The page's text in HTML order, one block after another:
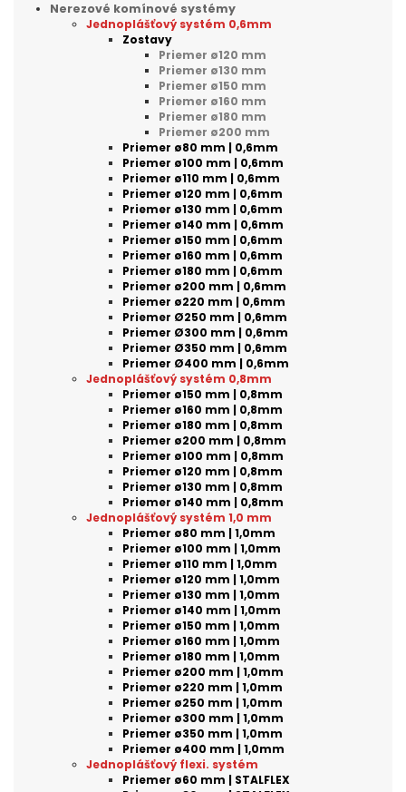
Nerezové komínové systémy
Jednoplášťový systém 0,6mm
Zostavy
Priemer ø120 mm
Priemer ø130 mm
Priemer ø150 mm
Priemer ø160 mm
Priemer ø180 mm
Priemer ø200 mm
Priemer ø80 mm | 0,6mm
Priemer ø100 mm | 0,6mm
Priemer ø110 mm | 0,6mm
Priemer ø120 mm | 0,6mm
Priemer ø130 mm | 0,6mm
Priemer ø140 mm | 0,6mm
Priemer ø150 mm | 0,6mm
Priemer ø160 mm | 0,6mm
Priemer ø180 mm | 0,6mm
Priemer ø200 mm | 0,6mm
Priemer ø220 mm | 0,6mm
Priemer Ø250 mm | 0,6mm
Priemer Ø300 mm | 0,6mm
Priemer Ø350 mm | 0,6mm
Priemer Ø400 mm | 0,6mm
Jednoplášťový systém 0,8mm
Priemer ø150 mm | 0,8mm
Priemer ø160 mm | 0,8mm
Priemer ø180 mm | 0,8mm
Priemer ø200 mm | 0,8mm
Priemer ø100 mm | 0,8mm
Priemer ø120 mm | 0,8mm
Priemer ø130 mm | 0,8mm
Priemer ø140 mm | 0,8mm
Jednoplášťový systém 1,0 mm
Priemer ø80 mm | 1,0mm
Priemer ø100 mm | 1,0mm
Priemer ø110 mm | 1,0mm
Priemer ø120 mm | 1,0mm
Priemer ø130 mm | 1,0mm
Priemer ø140 mm | 1,0mm
Priemer ø150 mm | 1,0mm
Priemer ø160 mm | 1,0mm
Priemer ø180 mm | 1,0mm
Priemer ø200 mm | 1,0mm
Priemer ø220 mm | 1,0mm
Priemer ø250 mm | 1,0mm
Priemer ø300 mm | 1,0mm
Priemer ø350 mm | 1,0mm
Priemer ø400 mm | 1,0mm
Jednoplášťový flexi. systém
Priemer ø60 mm | STALFLEX